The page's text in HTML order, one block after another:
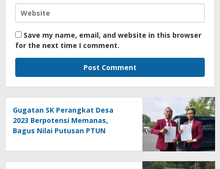
Save my name, email, and website in this browser
for the next time I comment.
Gugatan SK Perangkat Desa
2023 Berpotensi Memanas,
Bagus Nilai Putusan PTUN